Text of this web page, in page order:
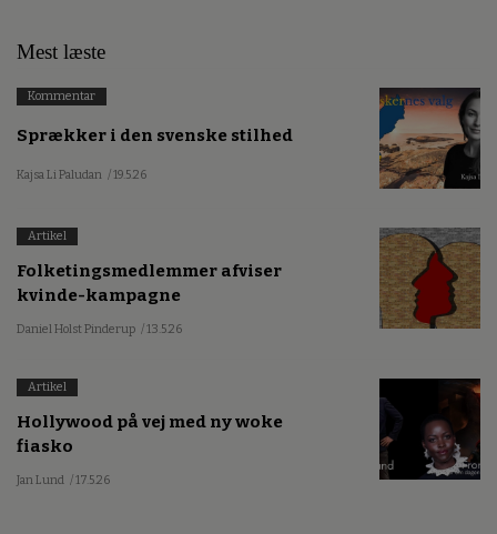
Mest læste
Kommentar
Sprækker i den svenske stilhed
Kajsa Li Paludan / 19.5.26
Artikel
Folketingsmedlemmer afviser
kvinde-kampagne
Daniel Holst Pinderup / 13.5.26
Artikel
Hollywood på vej med ny woke
fiasko
Jan Lund / 17.5.26